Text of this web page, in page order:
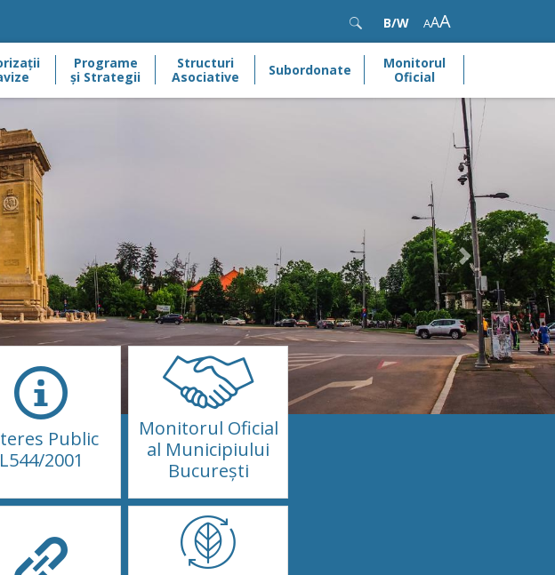
B/W AAA
Programe
și Strategii
Structuri
Asociative
Subordonate
Monitorul
Oficial
Next
Public
L544/2001
Monitorul Oficial
al Municipiului
București